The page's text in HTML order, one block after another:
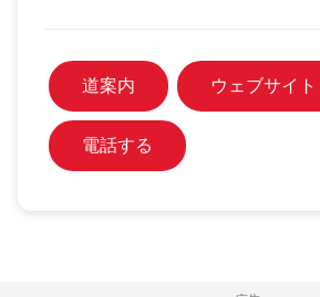
道案内 ウェブサイト
電話する